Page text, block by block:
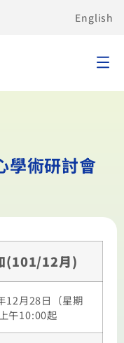
English
學術研討會
(101/12月)
12月28日（星期
午10:00起